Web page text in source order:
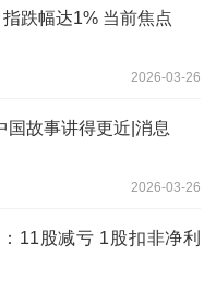
跌幅达1% 当前焦点
2026-03-26
国故事讲得更近|消息
2026-03-26
11股减亏 1股扣非净利